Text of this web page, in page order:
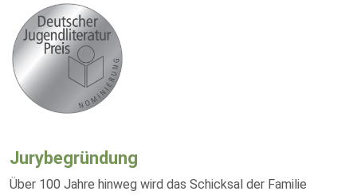
Jurybegründung
Über 100 Jahre hinweg wird das Schicksal der Familie